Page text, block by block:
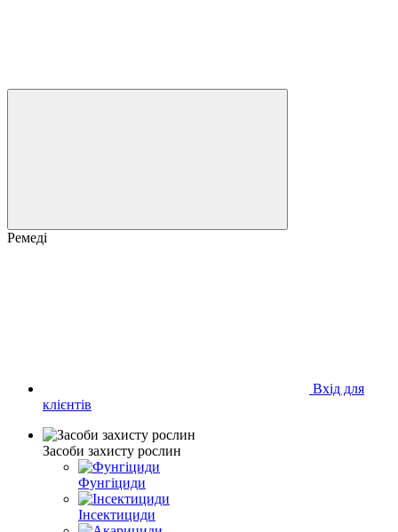
Ремеді
Вхід для
клієнтів
Засоби захисту рослин
Фунгіциди
Інсектициди